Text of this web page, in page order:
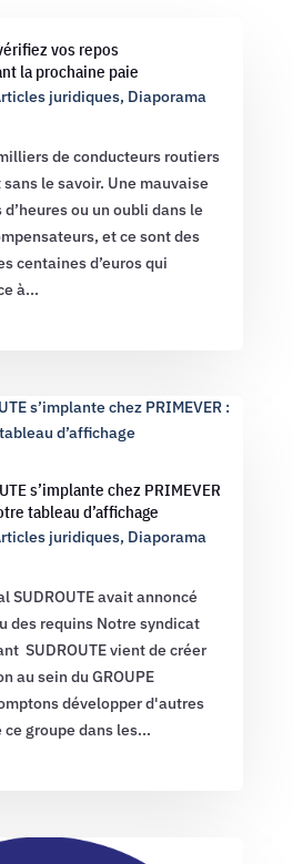
vos repos
la prochaine paie
juridiques, Diaporama
de conducteurs routiers
sans le savoir. Une mauvaise
ou un oubli dans le
et ce sont des
centaines d’euros qui
à...
s’implante chez PRIMEVER
tableau d’affichage
juridiques, Diaporama
SUDROUTE avait annoncé
des requins Notre syndicat
SUDROUTE vient de créer
au sein du GROUPE
développer d'autres
groupe dans les...